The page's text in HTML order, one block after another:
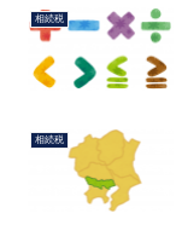
相続税
相続税